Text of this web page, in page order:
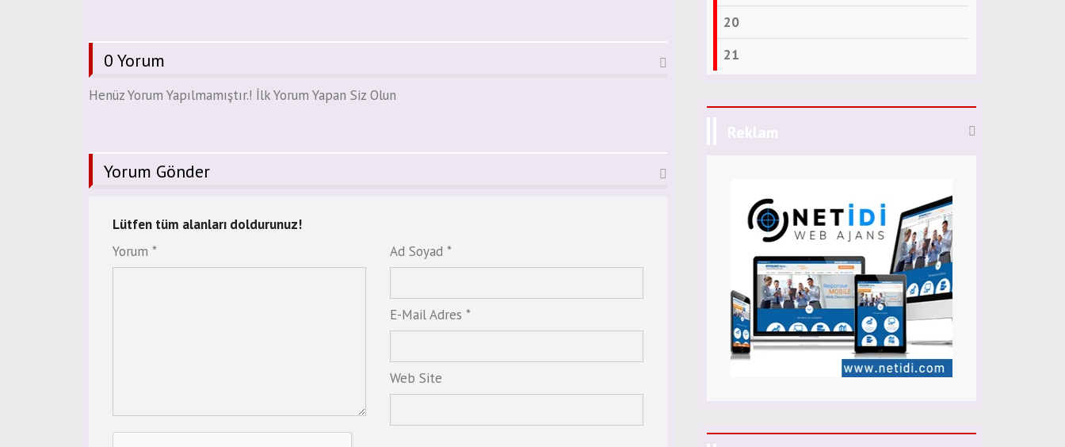
0 Yorum
Henüz Yorum Yapılmamıştır.! İlk Yorum Yapan Siz Olun
Yorum Gönder
Lütfen tüm alanları doldurunuz!
Yorum *
Ad Soyad *
E-Mail Adres *
Web Site
20
21
Reklam